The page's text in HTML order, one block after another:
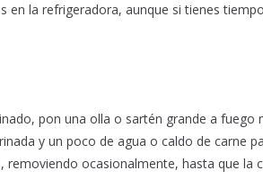
la refrigeradora, aunque si tienes
pon una olla o sartén grande a fuego
y un poco de agua o caldo de carne
ocasionalmente, hasta que la